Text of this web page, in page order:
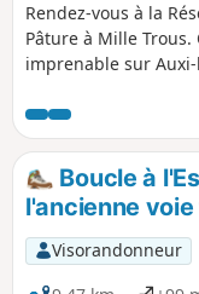
Rendez-vous à la
Pâture à Mille
imprenable sur
un bon bol d'air.
chaussures!
Boucle à
l'ancienne
Visorandonneur